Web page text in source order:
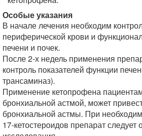
Особые указания
В начале лечения необходим
периферической крови и
печени и почек.
После 2-х недель применения
контроль показателей функции
трансаминаз).
Применение кетопрофена
бронхиальной астмой, может
бронхиальной астмы. При
17-кетостероидов препарат следует